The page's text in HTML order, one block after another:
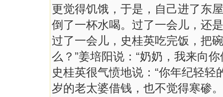
更觉得饥饿，于是，自己进了东
倒了一杯水喝。过了一会儿，还
过了一会儿，史桂英吃完饭，把
么？”姜培阳说：“奶奶，我来向
史桂英很气愤地说：“你年纪轻
岁的老太婆借钱，也不觉得寒碜